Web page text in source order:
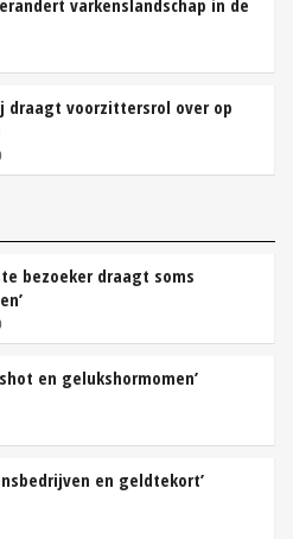
varkenslandschap in de
draagt voorzittersrol over op
bezoeker draagt soms
en gelukshormomen’
en geldtekort’